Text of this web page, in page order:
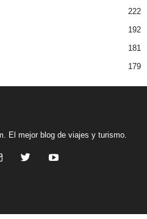
222
192
181
179
El mejor blog de viajes y turismo.